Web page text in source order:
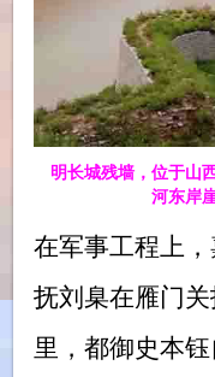
明长城残墙，位于山
河东岸
在军事工程上
抚刘臬在雁门
里，都御史本